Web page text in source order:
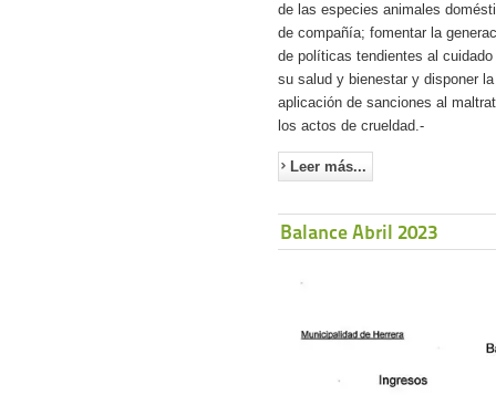
de las especies animales
de compañía; fomentar la
de políticas tendientes al cuidado
su salud y bienestar y disponer la
aplicación de sanciones al
los actos de crueldad.-
Leer más...
Balance Abril 2023